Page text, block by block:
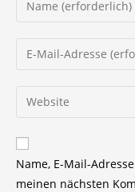
deinen
Namen
oder
zum
Kommentieren
ein
Gib
deine
E-
Mail-
zum
Kommentieren
ein
Gib
deine
Website-
URL
Name, E-Mail-
meinen nächsten